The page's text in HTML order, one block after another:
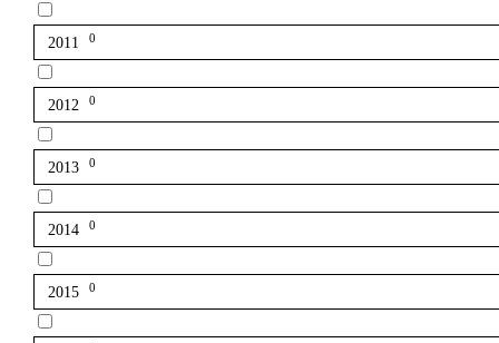
2011 0
2012 0
2013 0
2014 0
2015 0